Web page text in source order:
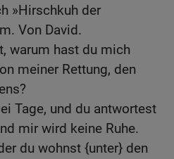
»Hirschkuh der
Von David.
warum hast du mich
meiner Rettung, den
Tage, und du antwortest
mir wird keine Ruhe.
du wohnst {unter} den